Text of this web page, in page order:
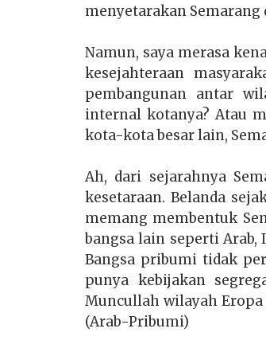
menyetarakan
Namun, saya merasa
kesejahteraan
pembangunan antar
internal kotanya? Atau
kota-kota besar lain,
Ah, dari sejarahnya
kesetaraan. Belanda
memang membentuk
bangsa lain seperti Arab,
Bangsa pribumi tidak
punya kebijakan
Muncullah wilayah Eropa
(Arab-Pribumi)